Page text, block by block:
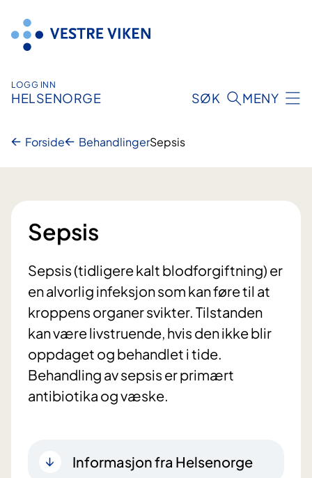
innhold
LOGG INN
HELSENORGE SØK MENY
Forside BehandlingerSepsis
Sepsis
Sepsis (tidligere kalt blodforgiftning) er
en alvorlig infeksjon som kan føre til at
kroppens organer svikter. Tilstanden
kan være livstruende, hvis den ikke blir
oppdaget og behandlet i tide.
Behandling av sepsis er primært
antibiotika og væske.
Informasjon fra Helsenorge